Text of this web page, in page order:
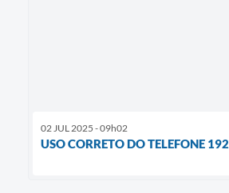
02 JUL 2025 - 09h02
USO CORRETO DO TELEFONE 192